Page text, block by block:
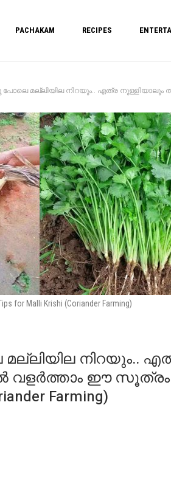
PACHAKAM RECIPES
പോലെ മല്ലിയില നിറയും.. എത്ര നുള്ളിയാലും
for Malli Krishi (Coriander Farming)
മല്ലിയില നിറയും..
വളർത്താം ഈ
Farming)